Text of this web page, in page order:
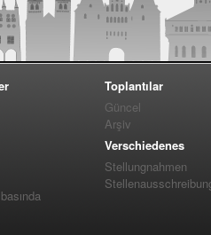
Toplantılar
Güncel
Arşiv
Verschiedenes
Stellungnahmen